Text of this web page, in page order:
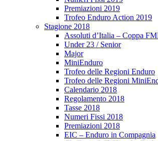
Premiazioni 2019
Trofeo Enduro Action 2019
Stagione 2018
Assoluti d’Italia – Coppa
Under 23 / Senior
Major
MiniEnduro
Trofeo delle Regioni Enduro
Trofeo delle Regioni
Calendario 2018
Regolamento 2018
Tasse 2018
Numeri Fissi 2018
Premiazioni 2018
EIC – Enduro in Compagnia